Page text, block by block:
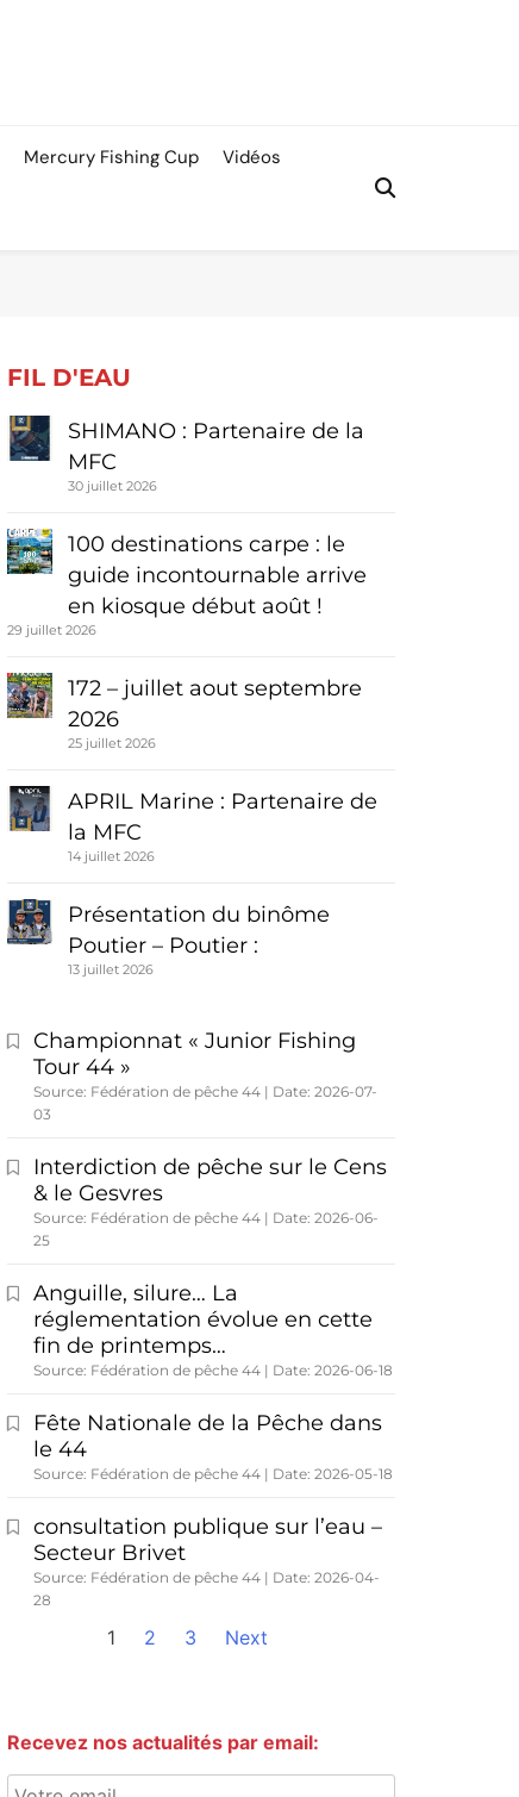
Mercury Fishing Cup Vidéos
FIL D'EAU
SHIMANO : Partenaire de la
MFC
30 juillet 2026
100 destinations carpe : le
guide incontournable arrive
en kiosque début août !
29 juillet 2026
172 – juillet aout septembre
2026
25 juillet 2026
APRIL Marine : Partenaire de
la MFC
14 juillet 2026
Présentation du binôme
Poutier – Poutier :
13 juillet 2026
Championnat « Junior Fishing
Tour 44 »
Source: Fédération de pêche 44
Date: 2026-07-
03
Interdiction de pêche sur le Cens
& le Gesvres
Source: Fédération de pêche 44
Date: 2026-06-
25
Anguille, silure… La
réglementation évolue en cette
fin de printemps…
Source: Fédération de pêche 44 Date: 2026-06-18
Fête Nationale de la Pêche dans
le 44
Source: Fédération de pêche 44 Date: 2026-05-18
consultation publique sur l’eau –
Secteur Brivet
Source: Fédération de pêche 44
Date: 2026-04-
28
1 2 3 Next
Recevez nos actualités par email: